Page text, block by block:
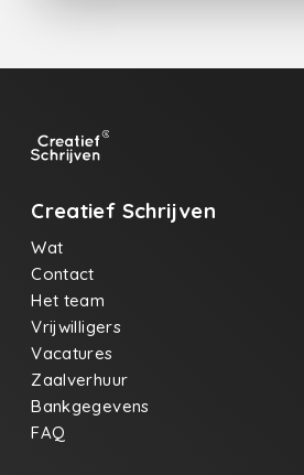
Creatief Schrijven
Wat
Contact
Het team
Vrijwilligers
Vacatures
Zaalverhuur
Bankgegevens
FAQ